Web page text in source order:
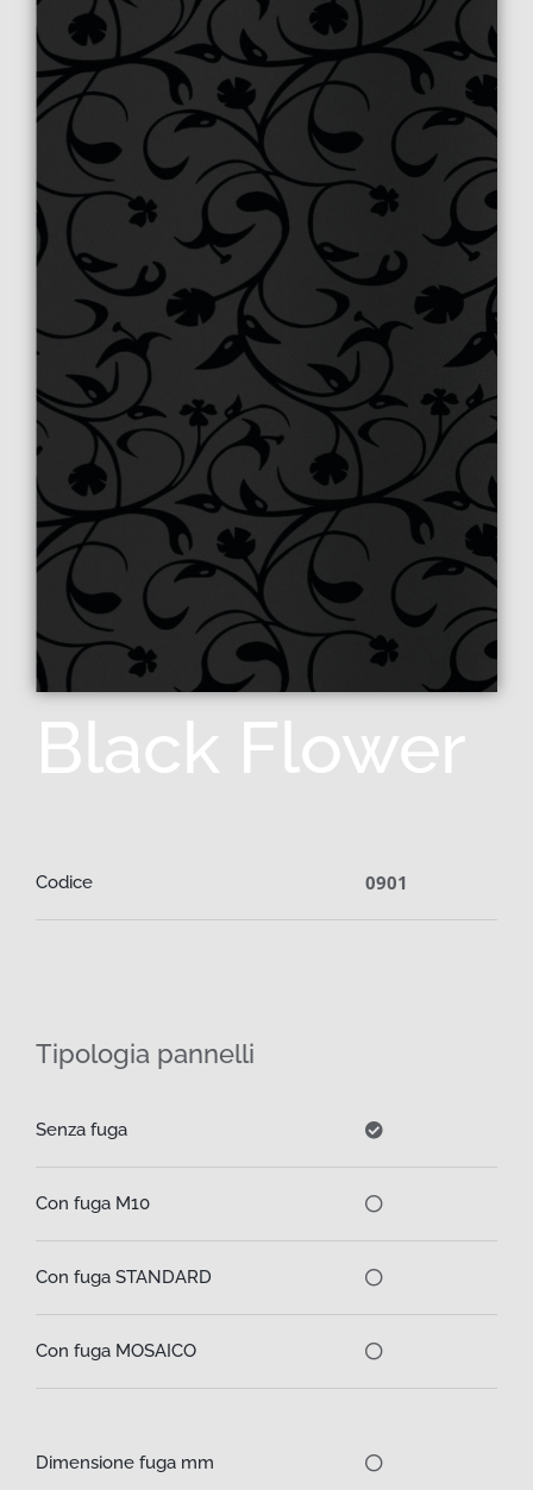
Black Flower
Codice 0901
Tipologia pannelli
Senza fuga
Con fuga M10
Con fuga STANDARD
Con fuga MOSAICO
Dimensione fuga mm